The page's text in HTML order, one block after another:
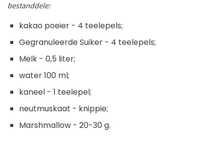
bestanddele:
kakao poeier - 4 teelepels;
Gegranuleerde Suiker - 4 teelepels;
Melk - 0,5 liter;
water 100 ml;
kaneel - 1 teelepel;
neutmuskaat - knippie;
Marshmallow - 20-30 g.